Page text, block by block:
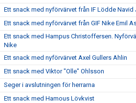
Ett snack med nyförvärvet från IF Lödde Navid
Ett snack med nyförvärvet från GIF Nike Emil
Ett snack med Hampus Christoffersen.
Nike
Ett snack med nyförvärvet Axel Gullers Ahlin
Ett snack med Viktor "Olle" Ohlsson
Seger i avslutningen för herrarna
Ett snack med Hamous Lövkvist